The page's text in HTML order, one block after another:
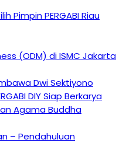
Pimpin PERGABI Riau
(ODM) di ISMC Jakarta
Dwi Sektiyono
DIY Siap Berkarya
Agama Buddha
– Pendahuluan